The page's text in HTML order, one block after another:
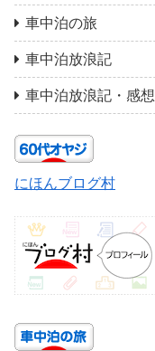
車中泊の旅
車中泊放浪記
車中泊放浪記・感想
にほんブログ村